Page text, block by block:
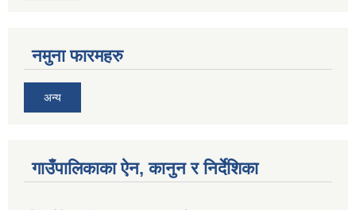
नमुना फारमहरु
अन्य
गाउँपालिकाका ऐन, कानुन र निर्देशिका